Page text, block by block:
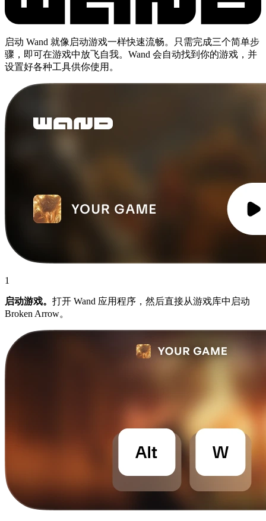
启动 Wand 就像启动游戏一样快速流畅。只需完成三个简单步
骤，即可在游戏中放飞自我。Wand 会自动找到你的游戏，并
设置好各种工具供你使用。
1
启动游戏。 打开 Wand 应用程序，然后直接从游戏库中启动
Broken Arrow。